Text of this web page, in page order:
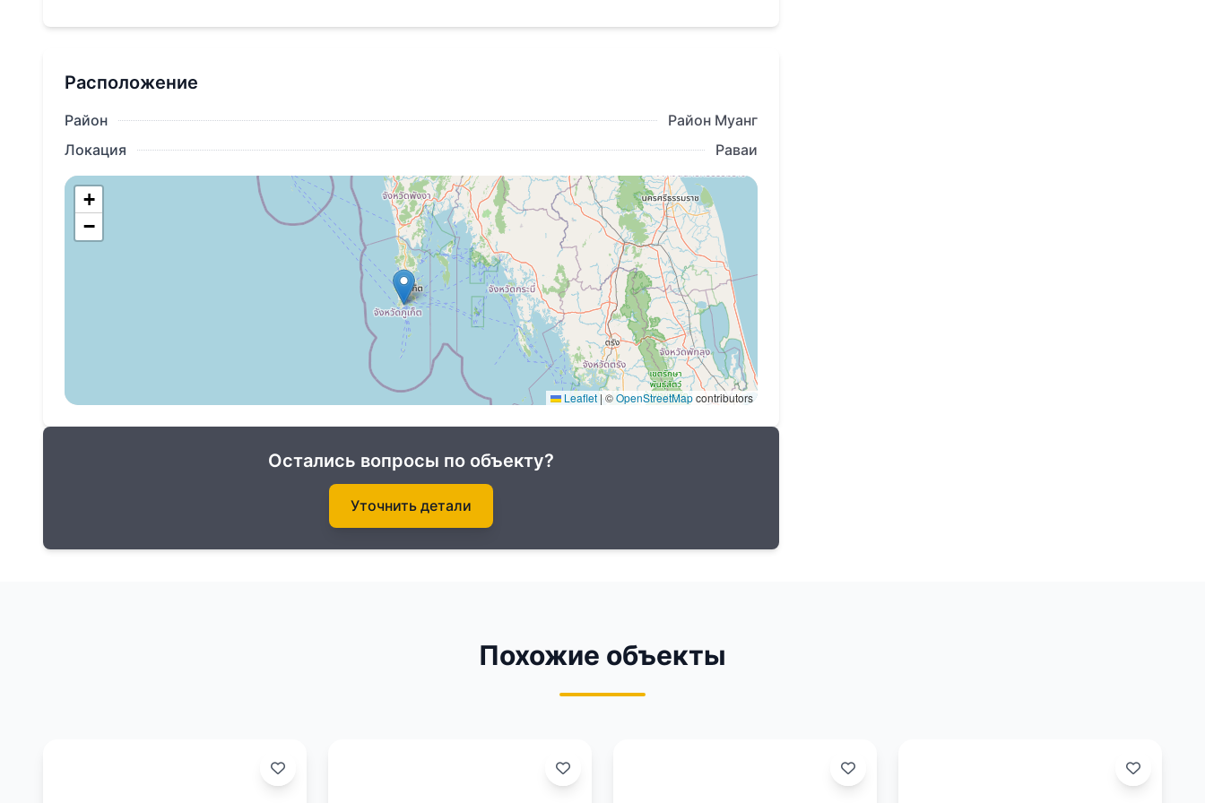
3 спальни
Просторная гостиная
Парковка на 2 авто
Сад
Стоимость мебельного пакета: 1,5 млн бат.
Не упустите возможность купить недвижимость на Пхукете в комплексе Lay Pearl Villas.
Откройте для себя свой новый дом на Пхукете, где роскошь становится частью повседневной
Расположение
Район
Район Муанг
Локация
Раваи
+
−
Leaflet | ©OpenStreetMapcontributors
Остались вопросы по объекту?
Уточнить детали
Похожие объекты